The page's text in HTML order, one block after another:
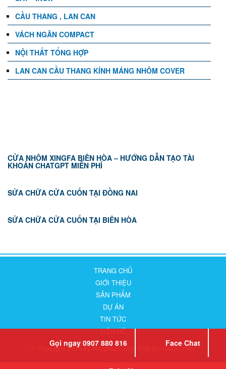
CẦU THANG , LAN CAN
VÁCH NGĂN COMPACT
NỘI THẤT TỔNG HỢP
LAN CAN CẦU THANG KÍNH MÁNG NHÔM COVER
CỬA NHÔM XINGFA BIÊN HÒA – HƯỚNG DẪN TẠO TÀI
KHOẢN CHATGPT MIỄN PHÍ
SỬA CHỮA CỬA CUỐN TẠI ĐỒNG NAI
SỬA CHỮA CỬA CUỐN TẠI BIÊN HÒA
TRANG CHỦ
GIỚI THIỆU
SẢN PHẨM
DỰ ÁN
TIN TỨC
LIÊN HỆ
© Copyright 2026 by hapgroup.com. Site by:
roboxt.com
Gọi ngay 0907 880 816 Face Chat